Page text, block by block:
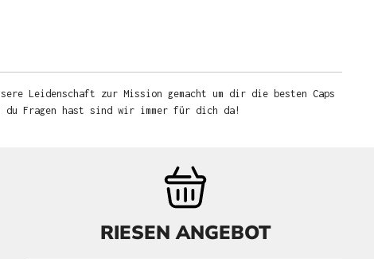
Leidenschaft zur Mission gemacht um dir die besten Caps
du Fragen hast sind wir immer für dich da!
RIESEN ANGEBOT